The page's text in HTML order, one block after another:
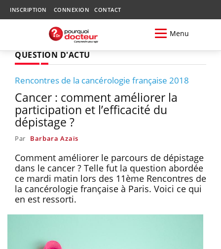
INSCRIPTION CONNEXION CONTACT
Menu
QUESTION D'ACTU
Rencontres de la cancérologie française 2018
Cancer : comment améliorer la
participation et l’efficacité du
dépistage ?
Par Barbara Azaïs
Comment améliorer le parcours de dépistage
dans le cancer ? Telle fut la question abordée
ce mardi matin lors des 11ème Rencontres de
la cancérologie française à Paris. Voici ce qui
en est ressorti.